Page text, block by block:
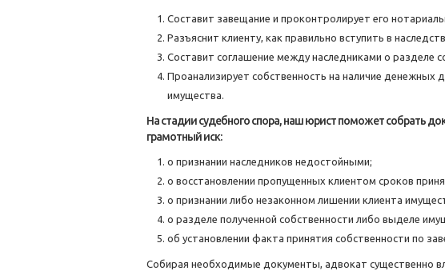
Составит завещание и проконтролирует его
Разъяснит клиенту, как правильно вступить в
Составит соглашение между наследниками о разделе
Проанализирует собственность на наличие денежных
имущества.
На стадии судебного спора, наш юрист поможет собрать
грамотный иск:
о признании наследников недостойными;
о восстановлении пропущенных клиентом сроков
о признании либо незаконном лишении клиента
о разделе полученной собственности либо выделе
об установлении факта принятия собственности по
Собирая необходимые документы, адвокат существенно